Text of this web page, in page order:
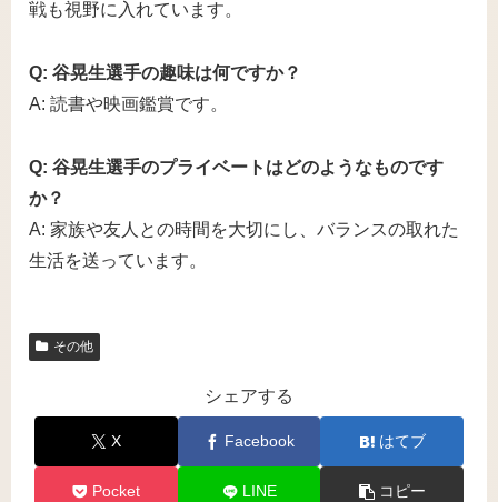
戦も視野に入れています。
Q: 谷晃生選手の趣味は何ですか？
A: 読書や映画鑑賞です。
Q: 谷晃生選手のプライベートはどのようなものです
か？
A: 家族や友人との時間を大切にし、バランスの取れた
生活を送っています。
その他
シェアする
X Facebook はてブ
Pocket LINE コピー